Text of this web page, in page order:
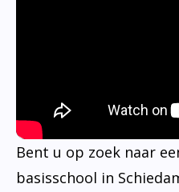
Bent u op zoek naar
basisschool in